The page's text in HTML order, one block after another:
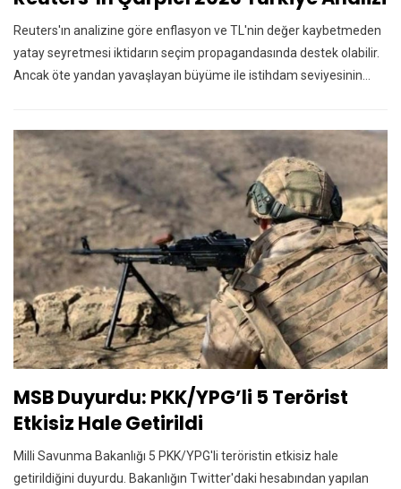
Reuters'ın analizine göre enflasyon ve TL'nin değer kaybetmeden
yatay seyretmesi iktidarın seçim propagandasında destek olabilir.
Ancak öte yandan yavaşlayan büyüme ile istihdam seviyesinin…
MSB Duyurdu: PKK/YPG’li 5 Terörist
Etkisiz Hale Getirildi
Milli Savunma Bakanlığı 5 PKK/YPG'li teröristin etkisiz hale
getirildiğini duyurdu. Bakanlığın Twitter'daki hesabından yapılan